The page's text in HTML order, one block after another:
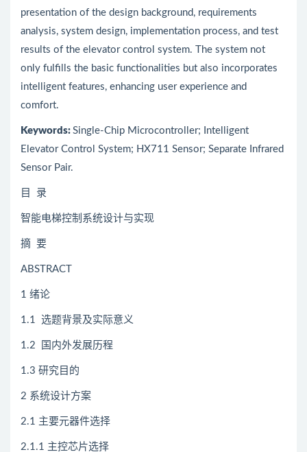
presentation of the design background, requirements
analysis, system design, implementation process, and test
results of the elevator control system. The system not
only fulfills the basic functionalities but also incorporates
intelligent features, enhancing user experience and
comfort.
Keywords: Single-Chip Microcontroller; Intelligent
Elevator Control System; HX711 Sensor; Separate Infrared
Sensor Pair.
目 录
智能电梯控制系统设计与实现
摘 要
ABSTRACT
1 绪论
1.1 选题背景及实际意义
1.2 国内外发展历程
1.3 研究目的
2 系统设计方案
2.1 主要元器件选择
2.1.1 主控芯片选择